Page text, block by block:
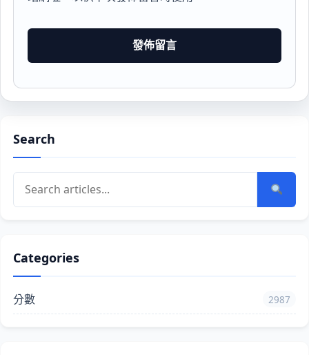
Search
Categories
分數 2987